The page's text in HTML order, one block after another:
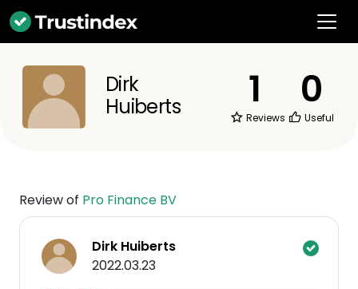
Dirk
Huiberts
1
Reviews
0
Useful
Review of Pro Finance BV
Dirk Huiberts
2022.03.23